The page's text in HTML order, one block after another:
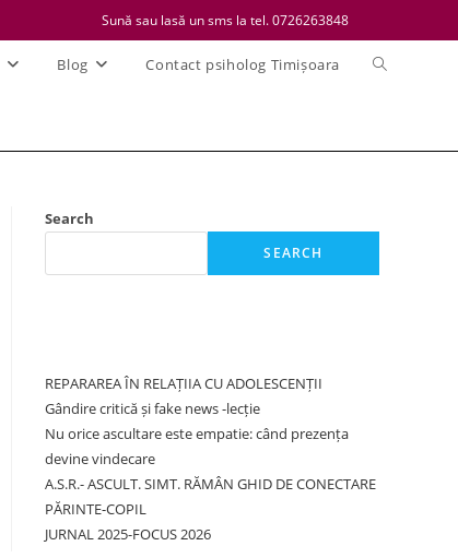
Sună sau lasă un sms la tel. 0726263848
Blog Contact psiholog Timișoara
Toggle
Search
SEARCH
REPARAREA ÎN RELAȚIIA CU ADOLESCENȚII
Gândire critică și fake news -lecție
Nu orice ascultare este empatie: când prezența
devine vindecare
A.S.R.- ASCULT. SIMT. RĂMÂN GHID DE CONECTARE
PĂRINTE-COPIL
JURNAL 2025-FOCUS 2026